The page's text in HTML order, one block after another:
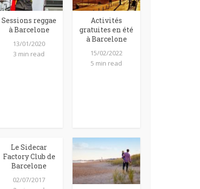
Sessions reggae
à Barcelone
13/01/2020
3 min read
Activités
gratuites en été
à Barcelone
15/02/2022
5 min read
Le Sidecar
Factory Club de
Barcelone
02/07/2017